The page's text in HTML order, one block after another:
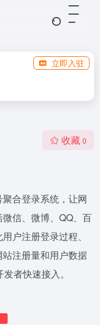
立即入驻
收藏 0
合登录系统，让网
信、微博、QQ、百
户注册登录过程、
注册量和用户数据
者快速接入。